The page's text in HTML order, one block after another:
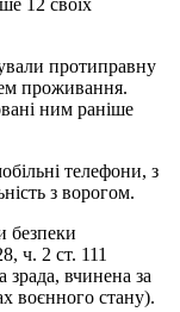
12 своїх
протиправну
проживання.
ним раніше
телефони, з
з ворогом.
безпеки
ч. 2 ст. 111
вчинена за
воєнного стану).